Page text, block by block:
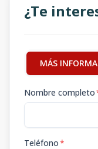
¿Te
MÁS
Nombre completo
Teléfono*